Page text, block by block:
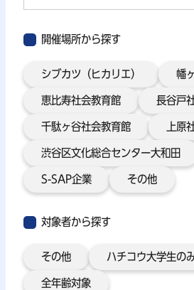
開催場所から探す
シブカツ（ヒカリエ） 幡
恵比寿社会教育館 長谷戸
千駄ヶ谷社会教育館 上原
渋谷区文化総合センター大和田
S-SAP企業 その他
対象者から探す
その他 ハチコウ大学生の
全年齢対象